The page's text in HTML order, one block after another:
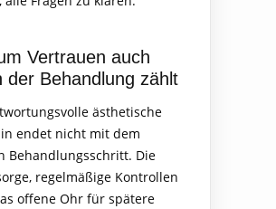
Vertrauen auch
der Behandlung zählt
ästhetische
endet nicht mit dem
Behandlungsschritt. Die
regelmäßige Kontrollen
offene Ohr für spätere